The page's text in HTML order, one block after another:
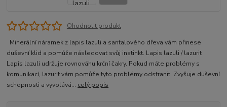
Ohodnotit produkt
Minerální náramek z lapis lazuli a santalového dřeva vám přinese
duševní klid a pomůže následovat svůj instinkt. Lapis lazuli / lazurit
Lapis lazuli udržuje rovnováhu krční čakry. Pokud máte problémy s
komunikací, lazurit vám pomůže tyto problémy odstranit. Zvyšuje duševní
schopnosti a vyvolává... celý popis